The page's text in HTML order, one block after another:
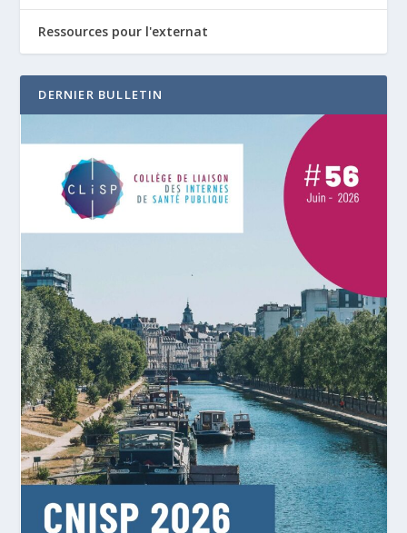
Ressources pour l'externat
DERNIER BULLETIN